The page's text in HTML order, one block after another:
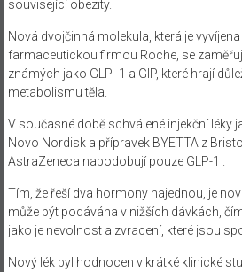
související obezity.
Nová dvojčinná molekula, která je
farmaceutickou firmou Roche, se
známých jako GLP- 1 a GIP, které hrají
metabolismu těla.
V současné době schválené injekční léky
Novo Nordisk a přípravek BYETTA z
AstraZeneca napodobují pouze GLP-1 .
Tím, že řeší dva hormony najednou, je
může být podávána v nižších dávkách,
jako je nevolnost a zvracení, které jsou
Nový lék byl hodnocen v krátké klinické